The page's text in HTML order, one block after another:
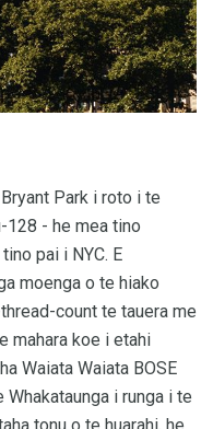
Park i roto i te
128 - he mea tino
pai i NYC. E
moenga o te hiako
count te tauera me
mahara koe i etahi
Waiata Waiata BOSE
i runga i te